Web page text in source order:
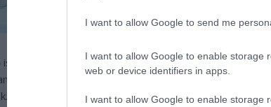
I want to allow Google to send me
I want to allow Google to enable storage
web or device identifiers in apps.
I want to allow Google to enable storage
rendelkeznek az óceáni áramlatokról. A
a 4 fő áramlatot is, amelyet ők rilibnek, kaelibnek,